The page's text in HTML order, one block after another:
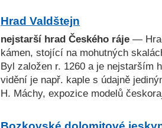
Hrad Valdštejn
nejstarší hrad Českého ráje —
kámen, stojící na mohutných
Byl založen r. 1260 a je nejstarším
vidění je např. kaple s údajně
H. Máchy, expozice modelů